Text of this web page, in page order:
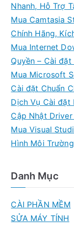
Nhanh, Hỗ Trợ
Mua Camtasia
Chính Hãng,
Mua Internet
Quyền – Cài
Mua Microsoft
Cài đặt Chuẩn
Dịch Vụ Cài đặt
Cập Nhật
Mua Visual
Hình Môi
Danh Mục
CÀI PHẦN MỀM
SỬA MÁY TÍNH